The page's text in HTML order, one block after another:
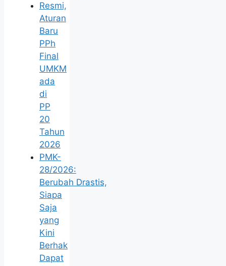
Resmi,
Aturan
Baru
PPh
Final
UMKM
ada
di
PP
20
Tahun
2026
PMK-
28/2026:
Berubah Drastis,
Siapa
Saja
yang
Kini
Berhak
Dapat